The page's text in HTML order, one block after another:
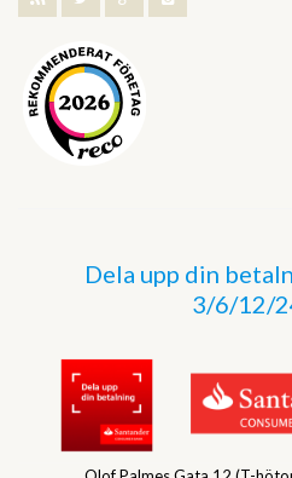
Dela upp din
3/6/12/